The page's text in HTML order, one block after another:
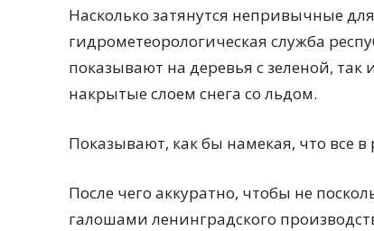
Насколько затянутся непривычные
гидрометеорологическая служба
показывают на деревья с зеленой,
накрытые слоем снега со льдом.
Показывают, как бы намекая, что все в
После чего аккуратно, чтобы не
галошами ленинградского